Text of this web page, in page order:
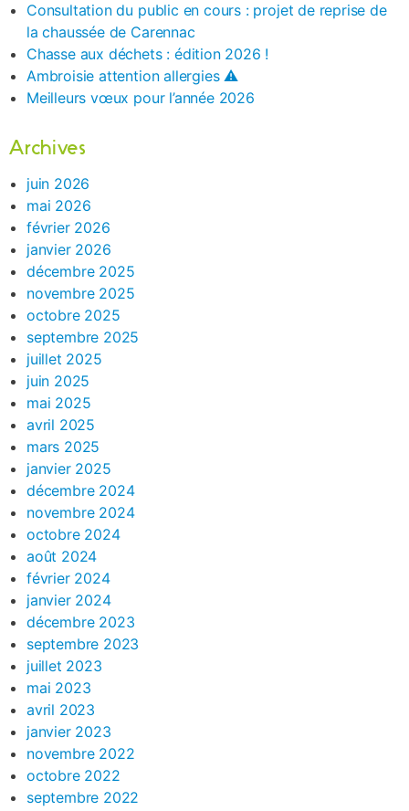
Consultation du public en cours : projet de reprise de
la chaussée de Carennac
Chasse aux déchets : édition 2026 !
Ambroisie attention allergies ⚠️
Meilleurs vœux pour l’année 2026
Archives
juin 2026
mai 2026
février 2026
janvier 2026
décembre 2025
novembre 2025
octobre 2025
septembre 2025
juillet 2025
juin 2025
mai 2025
avril 2025
mars 2025
janvier 2025
décembre 2024
novembre 2024
octobre 2024
août 2024
février 2024
janvier 2024
décembre 2023
septembre 2023
juillet 2023
mai 2023
avril 2023
janvier 2023
novembre 2022
octobre 2022
septembre 2022